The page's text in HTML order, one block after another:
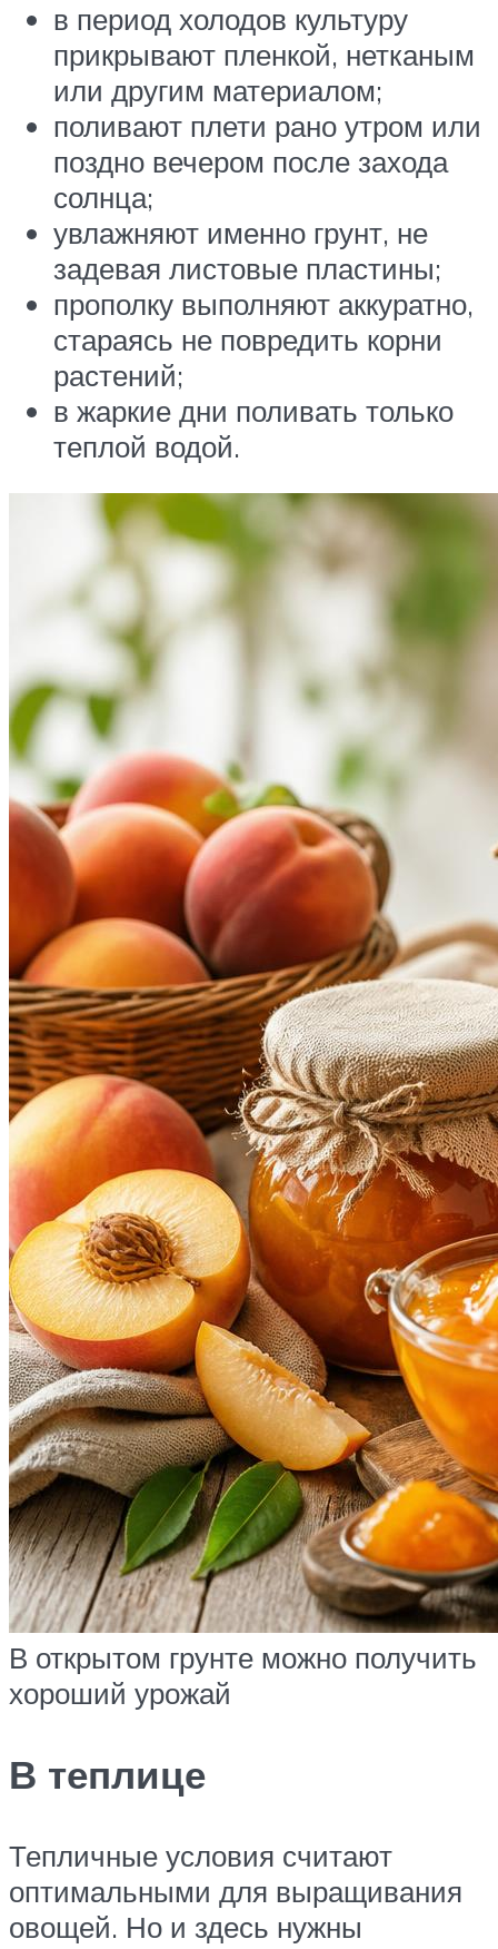
в период холодов культуру
прикрывают пленкой, нетканым
или другим материалом;
поливают плети рано утром или
поздно вечером после захода
солнца;
увлажняют именно грунт, не
задевая листовые пластины;
прополку выполняют аккуратно,
стараясь не повредить корни
растений;
в жаркие дни поливать только
теплой водой.
В открытом грунте можно получить
хороший урожай
В теплице
Тепличные условия считают
оптимальными для выращивания
овощей. Но и здесь нужны